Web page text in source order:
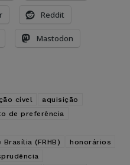
Reddit
Mastodon
cível
aquisição
de preferência
(FRHB)
honorários